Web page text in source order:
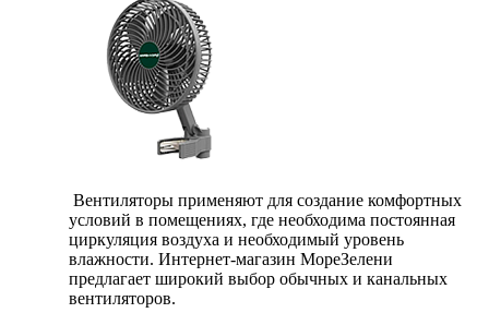
Вентиляторы применяют для создание комфортных
условий в помещениях, где необходима постоянная
циркуляция воздуха и необходимый уровень
влажности. Интернет-магазин МореЗелени
предлагает широкий выбор обычных и канальных
вентиляторов.